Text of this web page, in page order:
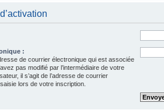
:
de courrier électronique qui est associée
pas modifié par l’intermédiaire de votre
il s’agit de l’adresse de courrier
lors de votre inscription.